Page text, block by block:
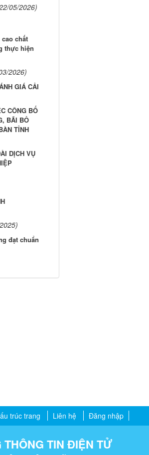
05/2026)
chất
thực hiện
2026)
GIÁ CẢI
CÔNG BỐ
BÃI BỎ
TỈNH
DỊCH VỤ
đạt chuẩn
trúc trang Liên hệ Đăng nhập
THÔNG TIN ĐIỆN TỬ